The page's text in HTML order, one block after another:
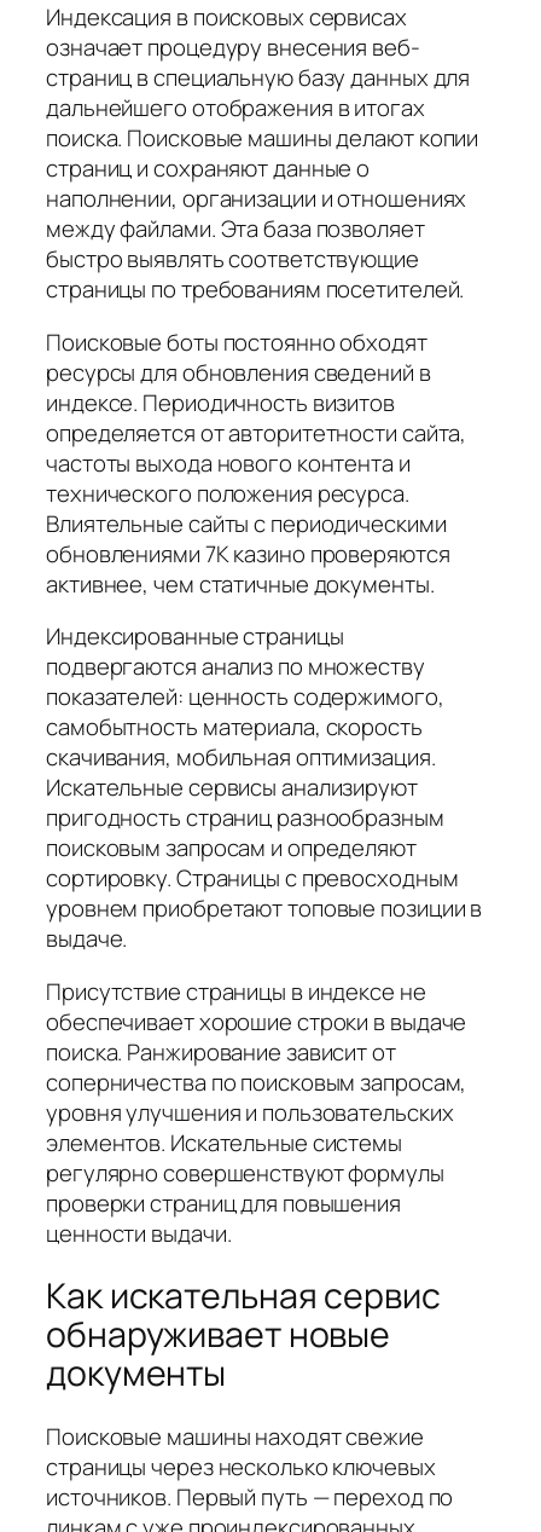
Индексация в поисковых сервисах
означает процедуру внесения веб-
страниц в специальную базу данных для
дальнейшего отображения в итогах
поиска. Поисковые машины делают копии
страниц и сохраняют данные о
наполнении, организации и отношениях
между файлами. Эта база позволяет
быстро выявлять соответствующие
страницы по требованиям посетителей.
Поисковые боты постоянно обходят
ресурсы для обновления сведений в
индексе. Периодичность визитов
определяется от авторитетности сайта,
частоты выхода нового контента и
технического положения ресурса.
Влиятельные сайты с периодическими
обновлениями 7К казино проверяются
активнее, чем статичные документы.
Индексированные страницы
подвергаются анализ по множеству
показателей: ценность содержимого,
самобытность материала, скорость
скачивания, мобильная оптимизация.
Искательные сервисы анализируют
пригодность страниц разнообразным
поисковым запросам и определяют
сортировку. Страницы с превосходным
уровнем приобретают топовые позиции в
выдаче.
Присутствие страницы в индексе не
обеспечивает хорошие строки в выдаче
поиска. Ранжирование зависит от
соперничества по поисковым запросам,
уровня улучшения и пользовательских
элементов. Искательные системы
регулярно совершенствуют формулы
проверки страниц для повышения
ценности выдачи.
Как искательная сервис
обнаруживает новые
документы
Поисковые машины находят свежие
страницы через несколько ключевых
источников. Первый путь — переход по